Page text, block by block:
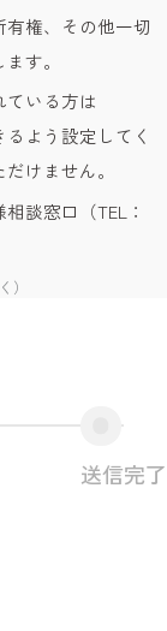
権、その他一切
す。
いる方は
るよう設定してく
けません。
談窓口（TEL：
）
送信完了